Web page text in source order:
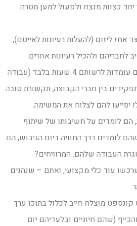
כצוות מנצח ולפעול למען מטרה
אחז ליזום (להעלות רעיונות לאייטם),
ולהכיל רעיונות אחרים.
לטובת הכנת האייטם עומדות לרשותם 4 שעות בלבד (עבודה
בין חברי הקבוצה, תקשורת טובה
יסייעו להם לצלוח את המשימה.
הם לומדים על חשיבותו של שיתוף
לומדים דרך החוויה ביום הגיבוש, הם
העבודה שלהם. המרוויחים?
עוד כלי מקצועי, ואתם – שנהנים
קונספט מוצלח חייב לכלול בתוכו ערך
(שהם חיוניים ובלעדיהם יום